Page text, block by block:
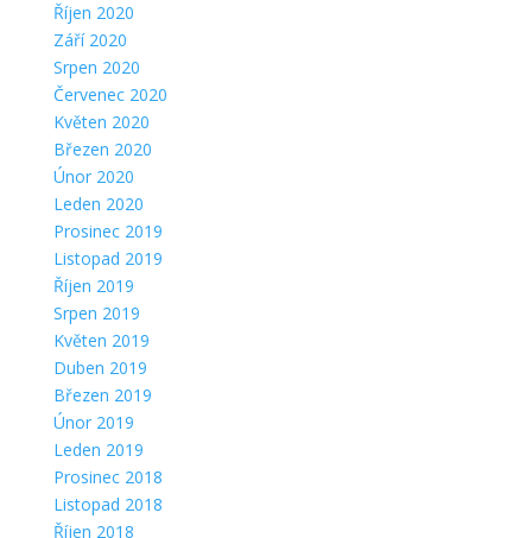
Říjen 2020
Září 2020
Srpen 2020
Červenec 2020
Květen 2020
Březen 2020
Únor 2020
Leden 2020
Prosinec 2019
Listopad 2019
Říjen 2019
Srpen 2019
Květen 2019
Duben 2019
Březen 2019
Únor 2019
Leden 2019
Prosinec 2018
Listopad 2018
Říjen 2018